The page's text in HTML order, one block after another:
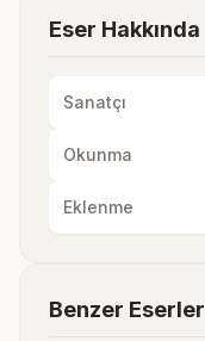
Eser Hakkında
Sanatçı
Okunma
Eklenme
Benzer Eserler